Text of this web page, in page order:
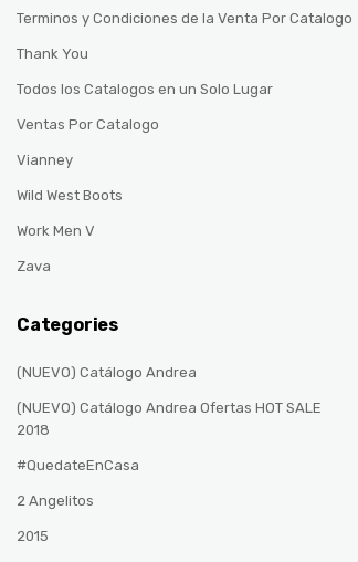
Terminos y Condiciones de la Venta Por Catalogo
Thank You
Todos los Catalogos en un Solo Lugar
Ventas Por Catalogo
Vianney
Wild West Boots
Work Men V
Zava
Categories
(NUEVO) Catálogo Andrea
(NUEVO) Catálogo Andrea Ofertas HOT SALE
2018
#QuedateEnCasa
2 Angelitos
2015